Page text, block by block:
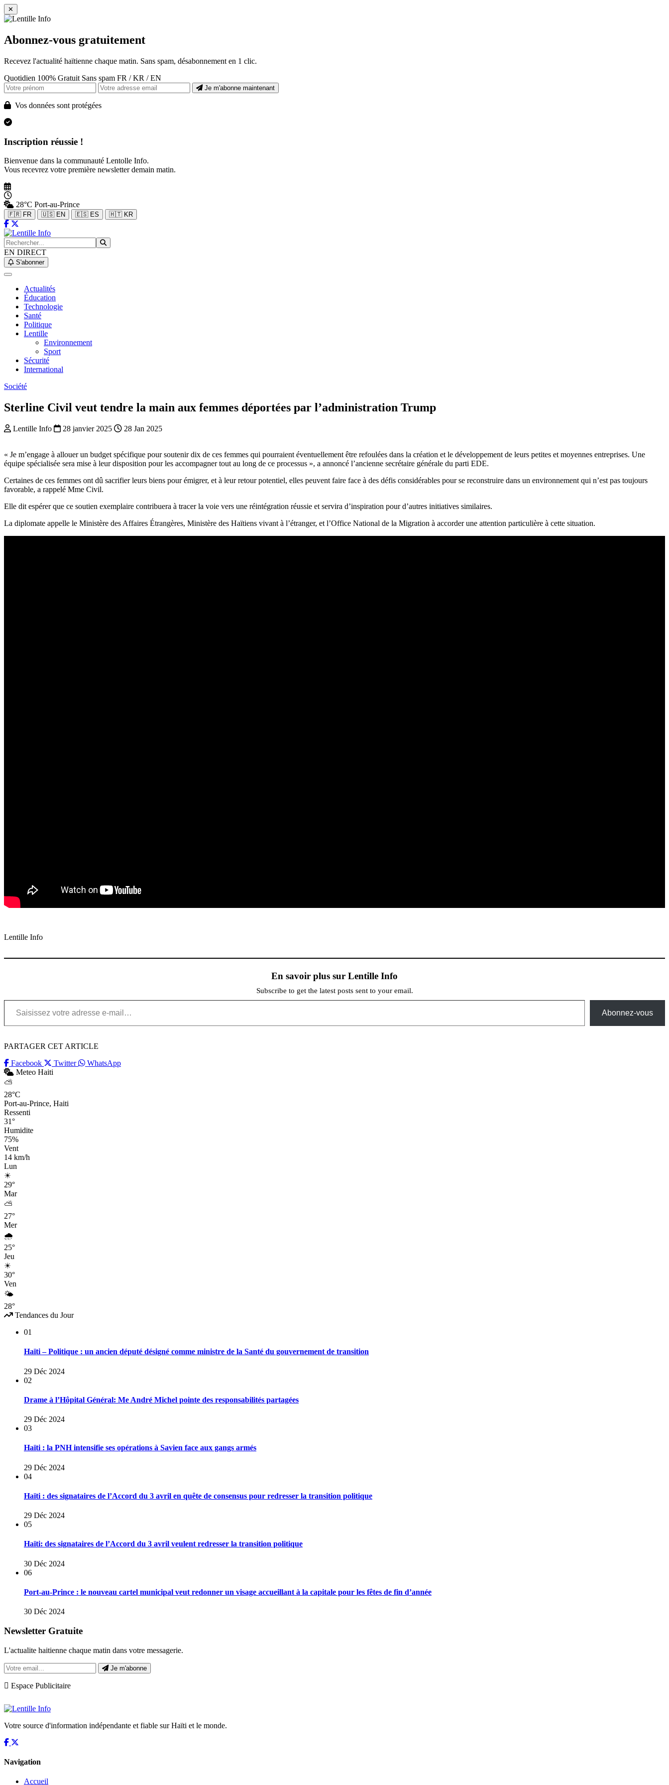
✕
Abonnez-vous gratuitement
Recevez l'actualité haïtienne chaque matin. Sans spam, désabonnement en 1 clic.
Quotidien 100% Gratuit Sans spam FR / KR / EN
Je m'abonne maintenant
Vos données sont protégées
Inscription réussie !
Bienvenue dans la communauté Lentolle Info.
Vous recevrez votre première newsletter demain matin.
28°C Port-au-Prince
🇫🇷 FR 🇺🇸 EN 🇪🇸 ES 🇭🇹 KR
EN DIRECT
S'abonner
Actualités
Éducation
Technologie
Santé
Politique
Lentille
Environnement
Sport
Sécurité
International
Société
Sterline Civil veut tendre la main aux femmes déportées par l’administration Trump
Lentille Info 28 janvier 2025 28 Jan 2025
« Je m’engage à allouer un budget spécifique pour soutenir dix de ces femmes qui pourraient éventuellement être refoulées dans la création et le développement de leurs petites et moyennes entreprises. Une
équipe spécialisée sera mise à leur disposition pour les accompagner tout au long de ce processus », a annoncé l’ancienne secrétaire générale du parti EDE.
Certaines de ces femmes ont dû sacrifier leurs biens pour émigrer, et à leur retour potentiel, elles peuvent faire face à des défis considérables pour se reconstruire dans un environnement qui n’est pas toujours
favorable, a rappelé Mme Civil.
Elle dit espérer que ce soutien exemplaire contribuera à tracer la voie vers une réintégration réussie et servira d’inspiration pour d’autres initiatives similaires.
La diplomate appelle le Ministère des Affaires Étrangères, Ministère des Haïtiens vivant à l’étranger, et l’Office National de la Migration à accorder une attention particulière à cette situation.
Lentille Info
En savoir plus sur Lentille Info
Subscribe to get the latest posts sent to your email.
Saisissez votre adresse e-mail…
Abonnez-vous
PARTAGER CET ARTICLE
Facebook
Twitter
WhatsApp
Meteo Haiti
⛅
28°C
Port-au-Prince, Haiti
Ressenti
31°
Humidite
75%
Vent
14 km/h
Lun
☀
29°
Mar
⛅
27°
Mer
🌧
25°
Jeu
☀
30°
Ven
🌤
28°
Tendances du Jour
01
Haïti – Politique : un ancien député désigné comme ministre de la Santé du gouvernement de transition
29 Déc 2024
02
Drame à l’Hôpital Général: Me André Michel pointe des responsabilités partagées
29 Déc 2024
03
Haïti : la PNH intensifie ses opérations à Savien face aux gangs armés
29 Déc 2024
04
Haïti : des signataires de l’Accord du 3 avril en quête de consensus pour redresser la transition politique
29 Déc 2024
05
Haïti: des signataires de l’Accord du 3 avril veulent redresser la transition politique
30 Déc 2024
06
Port-au-Prince : le nouveau cartel municipal veut redonner un visage accueillant à la capitale pour les fêtes de fin d’année
30 Déc 2024
Newsletter Gratuite
L'actualite haitienne chaque matin dans votre messagerie.
Je m'abonne
Espace Publicitaire
Votre source d'information indépendante et fiable sur Haïti et le monde.
Navigation
Accueil